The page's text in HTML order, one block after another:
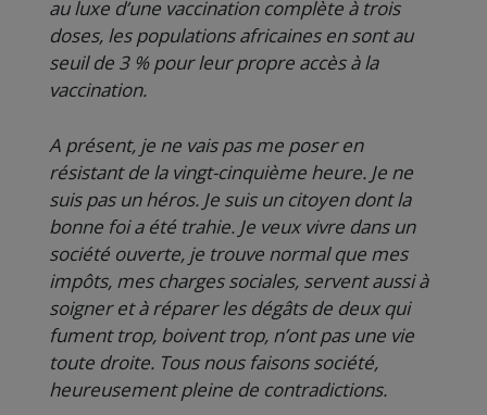
au luxe d’une vaccination complète à trois
doses, les populations africaines en sont au
seuil de 3 % pour leur propre accès à la
vaccination.
A présent, je ne vais pas me poser en
résistant de la vingt-cinquième heure. Je ne
suis pas un héros. Je suis un citoyen dont la
bonne foi a été trahie. Je veux vivre dans un
société ouverte, je trouve normal que mes
impôts, mes charges sociales, servent aussi à
soigner et à réparer les dégâts de deux qui
fument trop, boivent trop, n’ont pas une vie
toute droite. Tous nous faisons société,
heureusement pleine de contradictions.